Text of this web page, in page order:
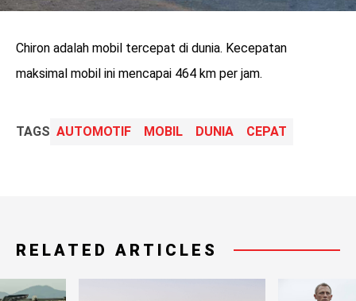
Chiron adalah mobil tercepat di dunia. Kecepatan
maksimal mobil ini mencapai 464 km per jam.
TAGS AUTOMOTIF MOBIL DUNIA CEPAT
RELATED ARTICLES